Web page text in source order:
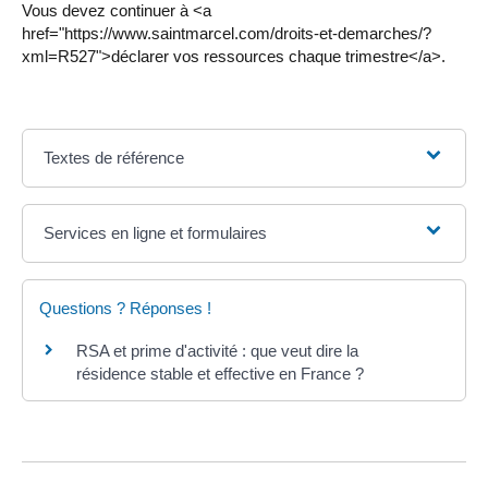
Vous devez continuer à <a
href="https://www.saintmarcel.com/droits-et-demarches/?
xml=R527">déclarer vos ressources chaque trimestre</a>.
Textes de référence
Services en ligne et formulaires
Questions ? Réponses !
RSA et prime d'activité : que veut dire la
résidence stable et effective en France ?